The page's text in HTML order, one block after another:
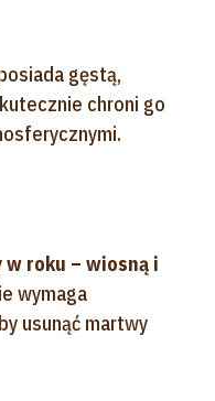
gęstą,
chroni go
roku – wiosną i
wymaga
usunąć martwy